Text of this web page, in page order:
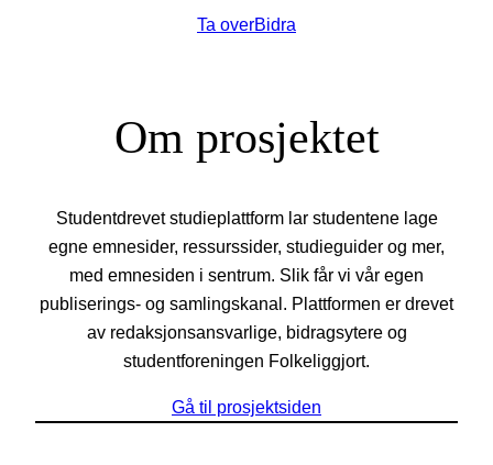
Ta overBidra
Om prosjektet
Studentdrevet studieplattform lar studentene lage
egne emnesider, ressurssider, studieguider og mer,
med emnesiden i sentrum. Slik får vi vår egen
publiserings- og samlingskanal. Plattformen er drevet
av redaksjonsansvarlige, bidragsytere og
studentforeningen Folkeliggjort.
Gå til prosjektsiden